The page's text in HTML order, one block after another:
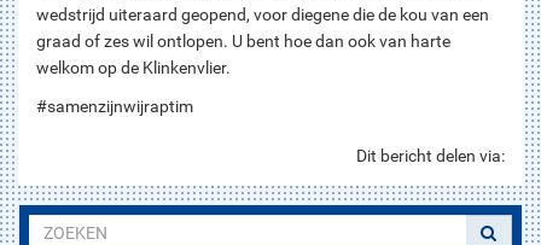
wedstrijd uiteraard geopend, voor diegene die de kou van een
graad of zes wil ontlopen. U bent hoe dan ook van harte
welkom op de Klinkenvlier.
#samenzijnwijraptim
Dit bericht delen via: